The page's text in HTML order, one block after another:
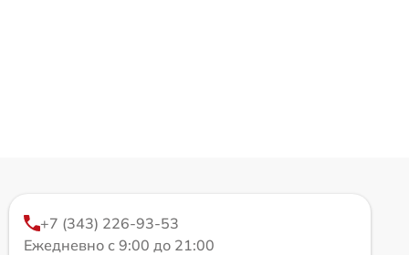
+7 (343) 226-93-53
Ежедневно с 9:00 до 21:00